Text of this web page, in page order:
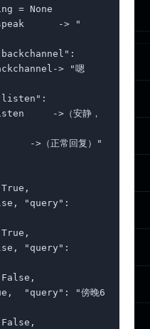
"query":
"query":
"query": "傍晚6